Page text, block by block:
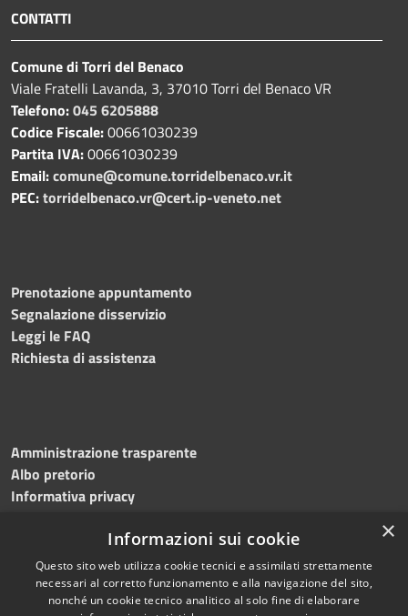
CONTATTI
Comune di Torri del Benaco
Viale Fratelli Lavanda, 3, 37010 Torri del Benaco VR
Telefono:045 6205888
Codice Fiscale:00661030239
Partita IVA:00661030239
Email:comune@comune.torridelbenaco.vr.it
PEC:torridelbenaco.vr@cert.ip-veneto.net
Prenotazione appuntamento
Segnalazione disservizio
Leggi le FAQ
Richiesta di assistenza
Amministrazione trasparente
Albo pretorio
Informativa privacy
Dichiarazione di accessibilità
×
Informazioni sui cookie
Questo sito web utilizza cookie tecnici e assimilati strettamente
necessari al corretto funzionamento e alla navigazione del sito,
nonché un cookie tecnico analitico al solo fine di elaborare